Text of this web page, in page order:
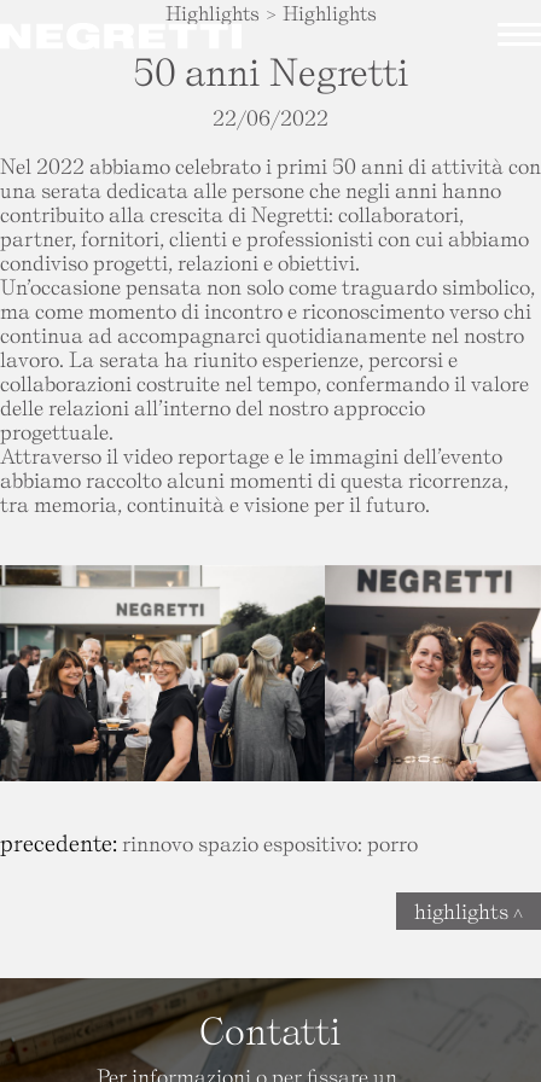
Highlights > Highlights
50 anni Negretti
22/06/2022
Nel 2022 abbiamo celebrato i primi 50 anni di attività con
una serata dedicata alle persone che negli anni hanno
contribuito alla crescita di Negretti: collaboratori,
partner, fornitori, clienti e professionisti con cui abbiamo
condiviso progetti, relazioni e obiettivi.
Un’occasione pensata non solo come traguardo simbolico,
ma come momento di incontro e riconoscimento verso chi
continua ad accompagnarci quotidianamente nel nostro
lavoro. La serata ha riunito esperienze, percorsi e
collaborazioni costruite nel tempo, confermando il valore
delle relazioni all’interno del nostro approccio
progettuale.
Attraverso il video reportage e le immagini dell’evento
abbiamo raccolto alcuni momenti di questa ricorrenza,
tra memoria, continuità e visione per il futuro.
precedente: rinnovo spazio espositivo: porro
highlights
Contatti